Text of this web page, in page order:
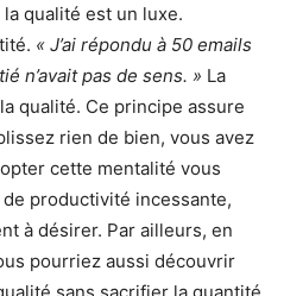
qualité est un luxe.
« J’ai répondu à 50 emails
n’avait pas de sens. » La
qualité. Ce principe assure
rien de bien, vous avez
cette mentalité vous
productivité incessante,
à désirer. Par ailleurs, en
pourriez aussi découvrir